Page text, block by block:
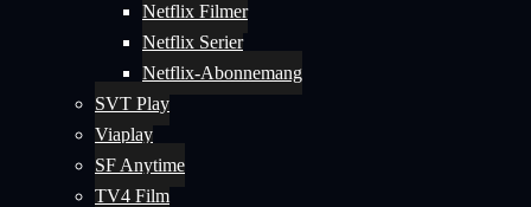
Netflix Filmer
Netflix Serier
Netflix-Abonnemang
SVT Play
Viaplay
SF Anytime
TV4 Film